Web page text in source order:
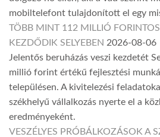
mobiltelefont tulajdonított el egy
TÖBB MINT 112 MILLIÓ FORINTOS
KEZDŐDIK SELYEBEN 2026-08-06
Jelentős beruházás veszi kezdetét
millió forint értékű fejlesztési
településen. A kivitelezési
székhelyű vállalkozás nyerte el a
eredményeként.
VESZÉLYES PRÓBÁLKOZÁSOK A